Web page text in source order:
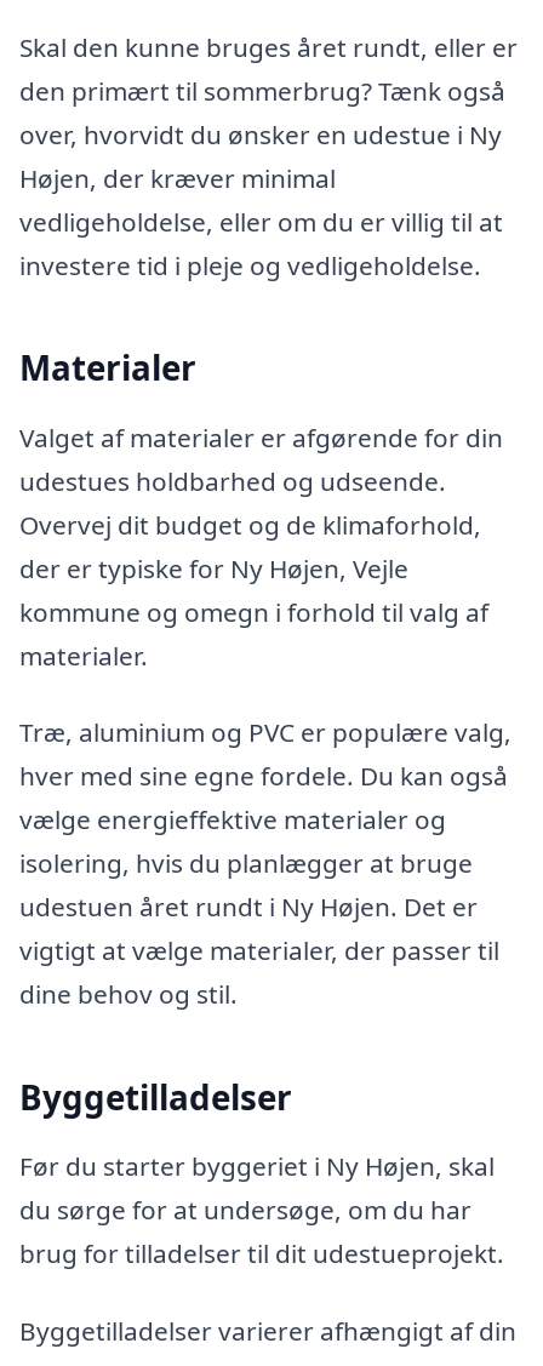
Skal den kunne bruges året rundt, eller er
den primært til sommerbrug? Tænk også
over, hvorvidt du ønsker en udestue i Ny
Højen, der kræver minimal
vedligeholdelse, eller om du er villig til at
investere tid i pleje og vedligeholdelse.
Materialer
Valget af materialer er afgørende for din
udestues holdbarhed og udseende.
Overvej dit budget og de klimaforhold,
der er typiske for Ny Højen, Vejle
kommune og omegn i forhold til valg af
materialer.
Træ, aluminium og PVC er populære valg,
hver med sine egne fordele. Du kan også
vælge energieffektive materialer og
isolering, hvis du planlægger at bruge
udestuen året rundt i Ny Højen. Det er
vigtigt at vælge materialer, der passer til
dine behov og stil.
Byggetilladelser
Før du starter byggeriet i Ny Højen, skal
du sørge for at undersøge, om du har
brug for tilladelser til dit udestueprojekt.
Byggetilladelser varierer afhængigt af din